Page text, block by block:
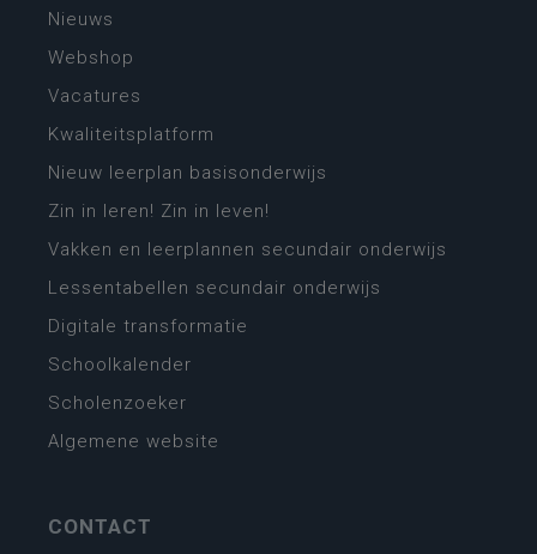
Nieuws
Webshop
Vacatures
Kwaliteitsplatform
Nieuw leerplan basisonderwijs
Zin in leren! Zin in leven!
Vakken en leerplannen secundair onderwijs
Lessentabellen secundair onderwijs
Digitale transformatie
Schoolkalender
Scholenzoeker
Algemene website
CONTACT